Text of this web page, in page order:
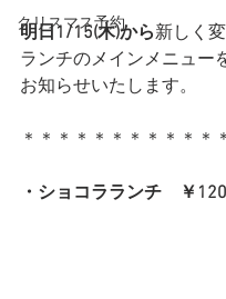
クリスマス予約
明日1/15(木)から新しく
ランチのメインメニュー
お知らせいたします。
＊＊＊＊＊＊＊＊＊＊＊
・ショコラランチ　￥